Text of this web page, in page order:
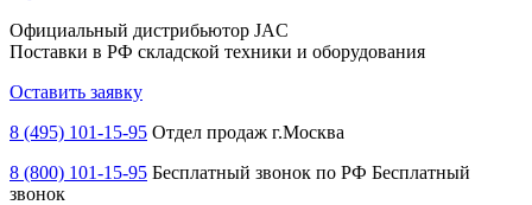
Официальный дистрибьютор JAC
Поставки в РФ складской техники и оборудования
Оставить заявку
8 (495) 101-15-95 Отдел продаж г.Москва
8 (800) 101-15-95 Бесплатный звонок по РФ Бесплатный
звонок